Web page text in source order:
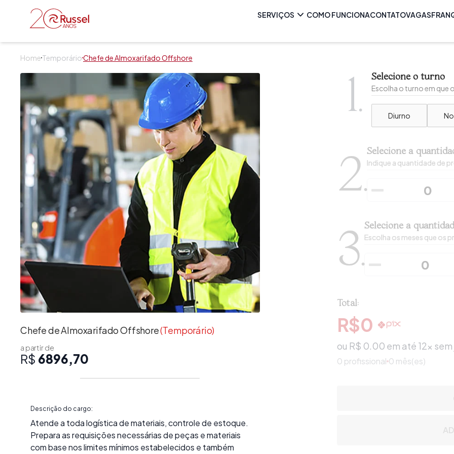
Russel Serviços SERVIÇOS COMO FUNCIONACONTATOVAGAS
Home TemporárioChefe de Almoxarifado Offshore
Chefe de Almoxarifado Offshore(Temporário)
a partir de
R$ 6896,70
Descrição do cargo:
Atende a toda logística de materiais, controle de estoque.
Prepara as requisições necessárias de peças e materiais
com base nos limites mínimos estabelecidos e também
1. Selecione o turno
Escolha o turno em que
Diurno
2.Selecione a
Indique a quantidade de
3.Selecione a
Escolha os meses que os
Total:
R$0
ou R$ 0.00 em até 12x
0 profissional 0 mês(es)